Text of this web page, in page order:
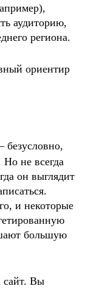
аудиторию,
региона.
ориентир
не всегда
он выглядит
и некоторые
большую
сайт. Вы